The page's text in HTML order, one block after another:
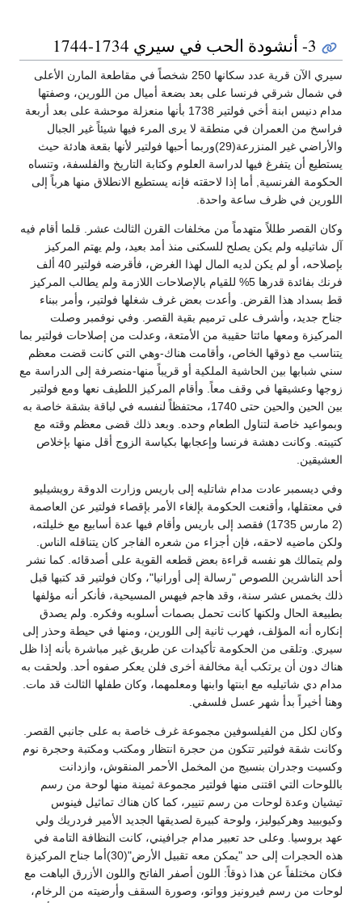
3- أنشودة الحب في سيري 1734-1744
سيري الآن قرية عدد سكانها 250 شخصاً في مقاطعة المارن الأعلى
في شمال شرقي فرنسا على بعد بضعة أميال من اللورين، وصفتها
مدام دنيس ابنة أخي فولتير 1738 بأنها منعزلة موحشة على بعد أربعة
فراسخ من العمران في منطقة لا يرى المرء فيها شيئاً غير الجبال
والأراضي غير المنزرعة(29)وربما أحبها فولتير لأنها بقعة هادئة حيث
يستطيع أن يتفرغ فيها لدراسة العلوم وكتابة التاريخ والفلسفة، وتنساه
الحكومة الفرنسية, أما إذا لاحقته فإنه يستطيع الانطلاق منها هرباً إلى
اللورين في ظرف ساعة واحدة.
وكان القصر طللاً متهدماً من مخلفات القرن الثالث عشر. قلما أقام فيه
آل شاتيليه ولم يكن يصلح للسكنى منذ أمد بعيد، ولم يهتم المركيز
بإصلاحه، أو لم يكن لديه المال لهذا الغرض، فأقرضه فولتير 40 ألف
فرنك بفائدة قدرها 5% للقيام بالإصلاحات اللازمة ولم يطالب المركيز
قط بسداد هذا القرض. وأعدت بعض غرف شغلها فولتير، وأمر ببناء
جناح جديد، وأشرف على ترميم بقية القصر. وفي نوفمبر وصلت
المركيزة ومعها مائتا حقيبة من الأمتعة، وعدلت من إصلاحات فولتير بما
يتناسب مع ذوقها الخاص، وأقامت هناك-وهي التي كانت قضت معظم
سني شبابها بين الحاشية الملكية أو قريباً منها-منصرفة إلى الدراسة مع
زوجها وعشيقها في وقف معاً. وأقام المركيز اللطيف نعها ومع فولتير
بين الحين والحين حتى 1740، محتفظاً لنفسه في لباقة بشقة خاصة به
وبمواعيد خاصة لتناول الطعام وحده. وبعد ذلك قضى معظم وقته مع
كتيبته. وكانت دهشة فرنسا وإعجابها بكياسة الزوج أقل منها بإخلاص
العشيقين.
وفي ديسمبر عادت مدام شاتليه إلى باريس وزارت الدوقة رويشيليو
في معتقلها، وأقنعت الحكومة بإلغاء الأمر بإقصاء فولتير عن العاصمة
(2 مارس 1735) فقصد إلى باريس وأقام فيها عدة أسابيع مع خليلته،
ولكن ماضيه لاحقه، فإن أجزاء من شعره الفاجر كان يتناقله الناس.
ولم يتمالك هو نفسه قراءة بعض قطعه القوية على أصدقائه. كما نشر
أحد الناشرين اللصوص "رسالة إلى أورانيا"، وكان فولتير قد كتبها قبل
ذلك بخمس عشر سنة، وقد هاجم فيهس المسيحية، فأنكر أنه مؤلفها
بطبيعة الحال ولكنها كانت تحمل بصمات أسلوبه وفكره. ولم يصدق
إنكاره أنه المؤلف، فهرب ثانية إلى اللورين، ومنها في حيطة وحذر إلى
سيري. وتلقى من الحكومة تأكيدات عن طريق غير مباشرة بأنه إذا ظل
هناك دون أن يرتكب أية مخالفة أخرى فلن يعكر صفوه أحد. ولحقت به
مدام دي شاتيليه مع ابنتها وابنها ومعلمهما، وكان طفلها الثالث قد مات.
وهنا أخيراً بدأ شهر عسل فلسفي.
وكان لكل من الفيلسوفين مجموعة غرف خاصة به على جانبي القصر.
وكانت شقة فولتير تتكون من حجرة انتظار ومكتب ومكتبة وحجرة نوم
وكسيت وجدران بنسيج من المخمل الأحمر المنقوش، وازدانت
باللوحات التي اقتنى منها فولتير مجموعة ثمينة منها لوحة من رسم
تيشيان وعدة لوحات من رسم تنيير، كما كان هناك تماثيل فينوس
وكيوبييد وهركيوليز، ولوحة كبيرة لصديقها الجديد الأمير فردريك ولي
عهد بروسيا. وعلى حد تعبير مدام جرافيني، كانت النظافة التامة في
هذه الحجرات إلى حد "يمكن معه تقبيل الأرض"(30)أما جناح المركيزة
فكان مختلفاً عن هذا ذوقاً: اللون أصفر الفاتح واللون الأزرق الباهت مع
لوحات من رسم فيرونيز وواتو، وصورة السقف وأرضيته من الرخام،